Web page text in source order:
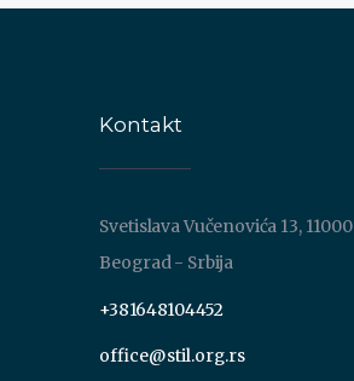
Kontakt
Svetislava Vučenovića 13, 11000
Beograd - Srbija
+381648104452
office@stil.org.rs